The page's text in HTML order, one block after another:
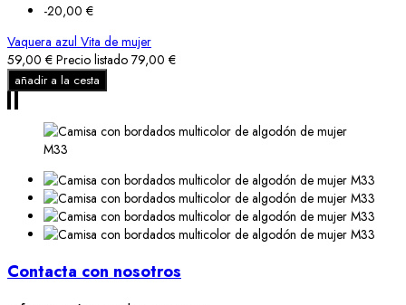
-20,00 €
Vaquera azul Vita de mujer
59,00 € Precio listado 79,00 €
añadir a la cesta
Contacta con nosotros